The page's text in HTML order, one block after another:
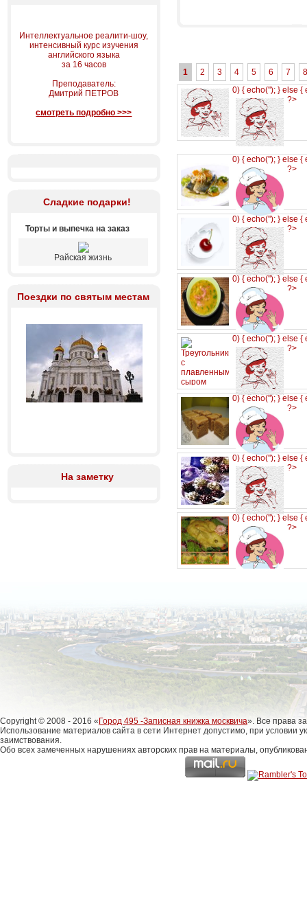
Интеллектуальное реалити-шоу,
интенсивный курс изучения
английского языка
за 16 часов
Преподаватель:
Дмитрий ПЕТРОВ
смотреть подробно >>>
Сладкие подарки!
Торты и выпечка на заказ
Райская жизнь
Поездки по святым местам
На заметку
1 2 3 4 5 6 7
8
0) { echo(''); } else {
?>
0) { echo(''); } else {
?>
0) { echo(''); } else {
?>
0) { echo(''); } else {
?>
0) { echo(''); } else {
?>
0) { echo(''); } else {
?>
0) { echo(''); } else {
?>
0) { echo(''); } else {
?>
Copyright © 2008 - 2016 « Город 495 -Записная книжка москвича». Все права
Использование материалов сайта в сети Интернет допустимо, при условии
заимствования.
Обо всех замеченных нарушениях авторских прав на материалы,